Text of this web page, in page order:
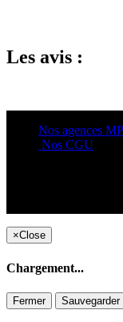
Les avis :
Nos agences
Nos CGU
×Close
Chargement...
Fermer Sauvegarder